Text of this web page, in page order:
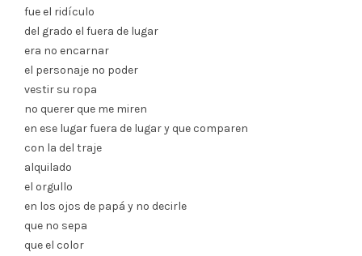
fue el ridículo
del grado el fuera de lugar
era no encarnar
el personaje no poder
vestir su ropa
no querer que me miren
en ese lugar fuera de lugar y que comparen
con la del traje
alquilado
el orgullo
en los ojos de papá y no decirle
que no sepa
que el color